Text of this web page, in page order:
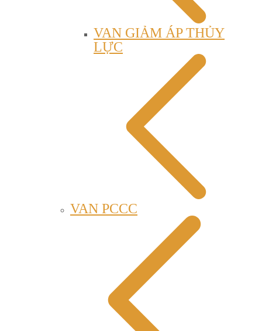
VAN GIẢM ÁP THỦY
LỰC
VAN PCCC